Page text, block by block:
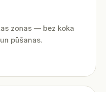
zonas — bez koka
pūšanas.